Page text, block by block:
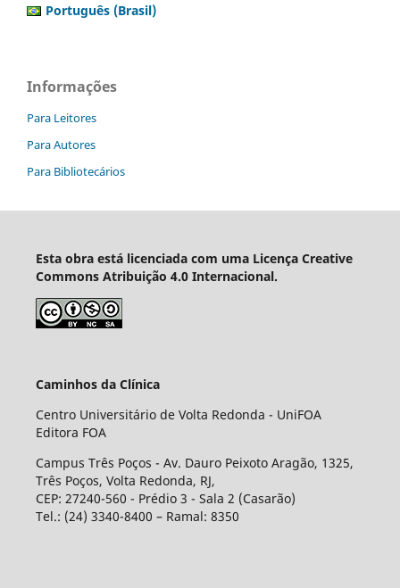
Português (Brasil)
Informações
Para Leitores
Para Autores
Para Bibliotecários
Esta obra está licenciada com uma Licença Creative
Commons Atribuição 4.0 Internacional.
Caminhos da Clínica
Centro Universitário de Volta Redonda - UniFOA
Editora FOA
Campus Três Poços - Av. Dauro Peixoto Aragão, 1325,
Três Poços, Volta Redonda, RJ,
CEP: 27240-560 - Prédio 3 - Sala 2 (Casarão)
Tel.: (24) 3340-8400 – Ramal: 8350